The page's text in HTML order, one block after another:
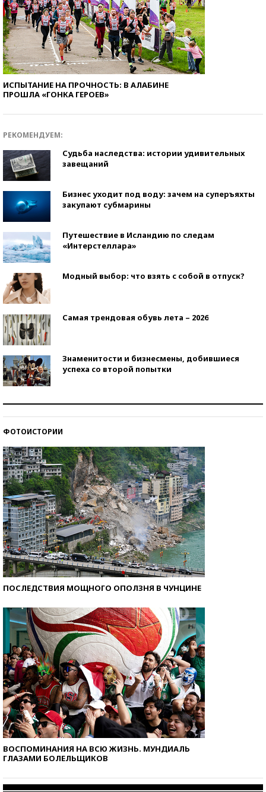
ИСПЫТАНИЕ НА ПРОЧНОСТЬ: В АЛАБИНЕ
ПРОШЛА «ГОНКА ГЕРОЕВ»
РЕКОМЕНДУЕМ:
Судьба наследства: истории удивительных
завещаний
Бизнес уходит под воду: зачем на суперъяхты
закупают субмарины
Путешествие в Исландию по следам
«Интерстеллара»
Модный выбор: что взять с собой в отпуск?
Самая трендовая обувь лета – 2026
Знаменитости и бизнесмены, добившиеся
успеха со второй попытки
ФОТОИСТОРИИ
ПОСЛЕДСТВИЯ МОЩНОГО ОПОЛЗНЯ В ЧУНЦИНЕ
ВОСПОМИНАНИЯ НА ВСЮ ЖИЗНЬ. МУНДИАЛЬ
ГЛАЗАМИ БОЛЕЛЬЩИКОВ